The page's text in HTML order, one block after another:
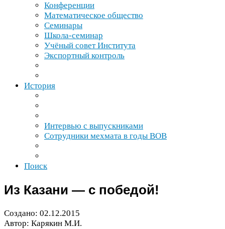
Конференции
Математическое общество
Семинары
Школа-​семинар
Учёный совет Института
Экспортный контроль
История
Интервью с выпускниками
Сотрудники мехмата в годы ВОВ
Поиск
Из Казани — с победой!
Создано: 02.12.2015
Автор: Карякин М.И.